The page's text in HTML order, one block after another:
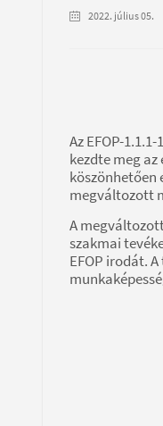
2022. július 05.
Az EFOP-
kezdte meg
köszönhetően
megváltozott
A
szakmai
EFOP irodát.